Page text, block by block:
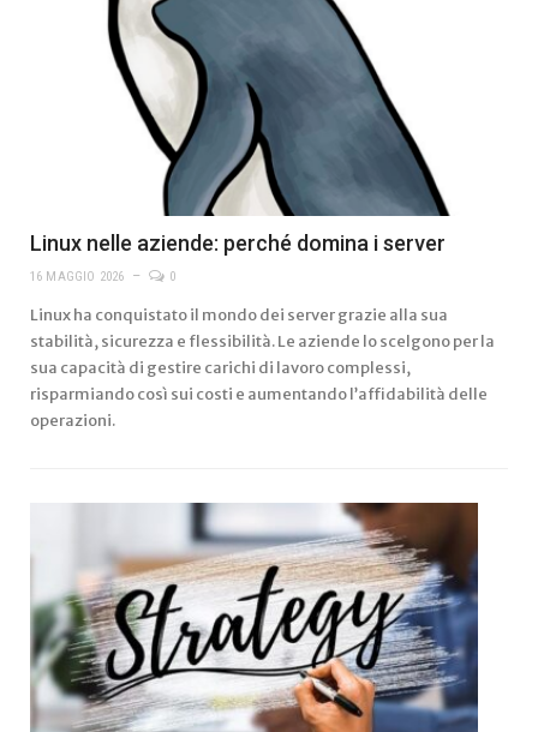
Linux nelle aziende: perché domina i server
16 MAGGIO 2026 0
Linux ha conquistato il mondo dei server grazie alla sua
stabilità, sicurezza e flessibilità. Le aziende lo scelgono per la
sua capacità di gestire carichi di lavoro complessi,
risparmiando così sui costi e aumentando l’affidabilità delle
operazioni.